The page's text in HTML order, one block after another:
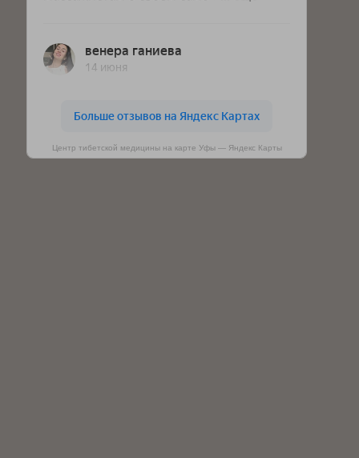
Центр тибетской медицины на карте Уфы — Яндекс Карты